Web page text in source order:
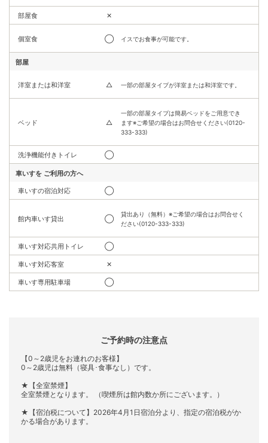
部屋食 ✕
個室食 ◯ イスでお食事が可能です。
部屋
洋室または和洋室 △ 一部の部屋タイプが洋室または和洋室です。
ベッド △
一部の部屋タイプは簡易ベッドをご用意でき
ます※ご希望の場合はお問合せください(0120-
333-333)
洗浄機能付きトイレ ◯
車いすを ご利用の方へ
車いすの宿泊対応 ◯
館内車いす貸出 ◯
貸出あり（無料）※ご希望の場合はお問合せく
ださい(0120-333-333)
車いす対応共用トイレ ◯
車いす対応客室 ✕
車いす専用駐車場 ◯
ご予約時の注意点
【0～2歳児をお連れのお客様】
0～2歳児は無料（寝具･食事なし）です。
★【全室禁煙】
全室禁煙となります。 （喫煙所は館内数か所にございます。）
★【宿泊税について】2026年4月1日宿泊分より、指定の宿泊税がか
かる場合があります。